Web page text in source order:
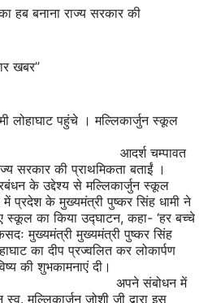
हब बनाना राज्य सरकार की
खबर”
लोहाघाट पहुंचे । मल्लिकार्जुन स्कूल
आदर्श चम्पावत
सरकार की प्राथमिकता बताईं ।
के उद्देश्य से मल्लिकार्जुन स्कूल
में प्रदेश के मुख्यमंत्री पुष्कर सिंह धामी ने
स्कूल का किया उद्घाटन, कहा- ‘हर बच्चे
मुख्यमंत्री मुख्यमंत्री पुष्कर सिंह
का दीप प्रज्वलित कर लोकार्पण
की शुभकामनाएं दी।
अपने संबोधन में
मल्लिकार्जुन जोशी जी द्वारा इस